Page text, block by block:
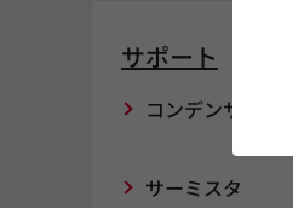
サポート
コンデンサ（キ
サーミスタ